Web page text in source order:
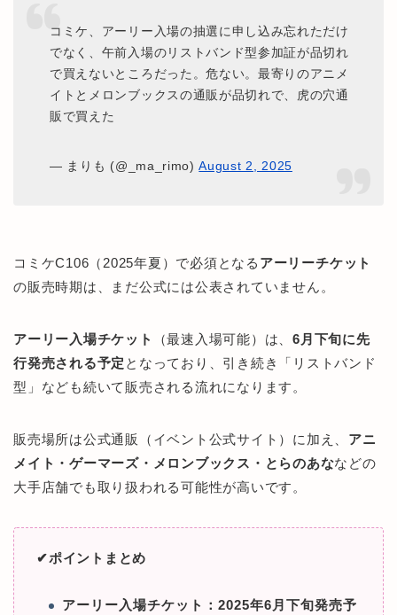
コミケ、アーリー入場の抽選に申し込み忘れただけ
でなく、午前入場のリストバンド型参加証が品切れ
で買えないところだった。危ない。最寄りのアニメ
イトとメロンブックスの通販が品切れで、虎の穴通
販で買えた
— まりも (@_ma_rimo)August 2, 2025
コミケC106（2025年夏）で必須となる アーリーチケット
の販売時期は、まだ公式には公表されていません。
アーリー入場チケット （最速入場可能）は、6月下旬に先
行発売される予定 となっており、引き続き「リストバンド
型」なども続いて販売される流れになります。
販売場所は公式通販（イベント公式サイト）に加え、 アニ
メイト・ゲーマーズ・メロンブックス・とらのあななどの
大手店舗でも取り扱われる可能性が高いです。
✔︎ポイントまとめ
アーリー入場チケット：2025年6月下旬発売予